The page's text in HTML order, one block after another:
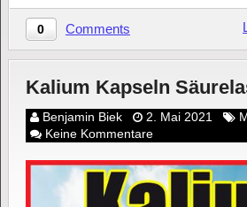
0 Comments
Kalium Kapseln
Benjamin Biek 2. Mai 2021
Keine Kommentare